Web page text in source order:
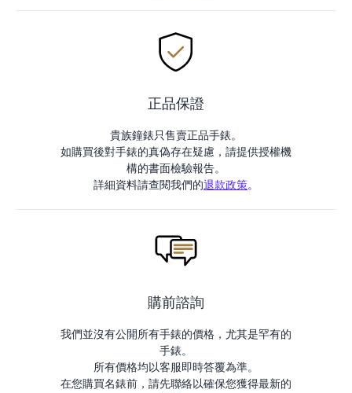
正品保證
貴族鐘錶只售賣正品手錶。
如購買後對手錶的真偽存在疑慮，請提供授權機
構的書面檢驗報告。
詳細資料請查閱我們的退款政策。
購前諮詢
我們並沒有公開所有手錶的價格，尤其是罕有的
手錶。
所有價格均以客服即時答覆為準。
在您購買名錶前，請先聯絡以確保您獲得最新的